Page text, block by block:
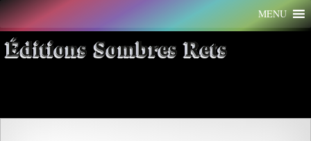
Aller
au
contenu
MENU
Éditions Sombres Rets
Archives par mot-clé : congrés